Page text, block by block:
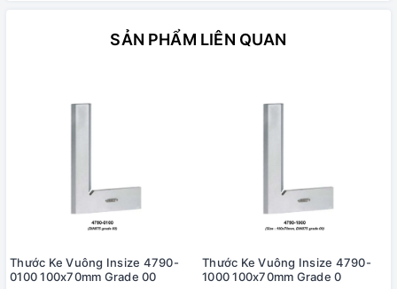
SẢN PHẨM LIÊN QUAN
Thước Ke Vuông Insize 4790-
0100 100x70mm Grade 00
Thước Ke Vuông Insize 4790-
1000 100x70mm Grade 0